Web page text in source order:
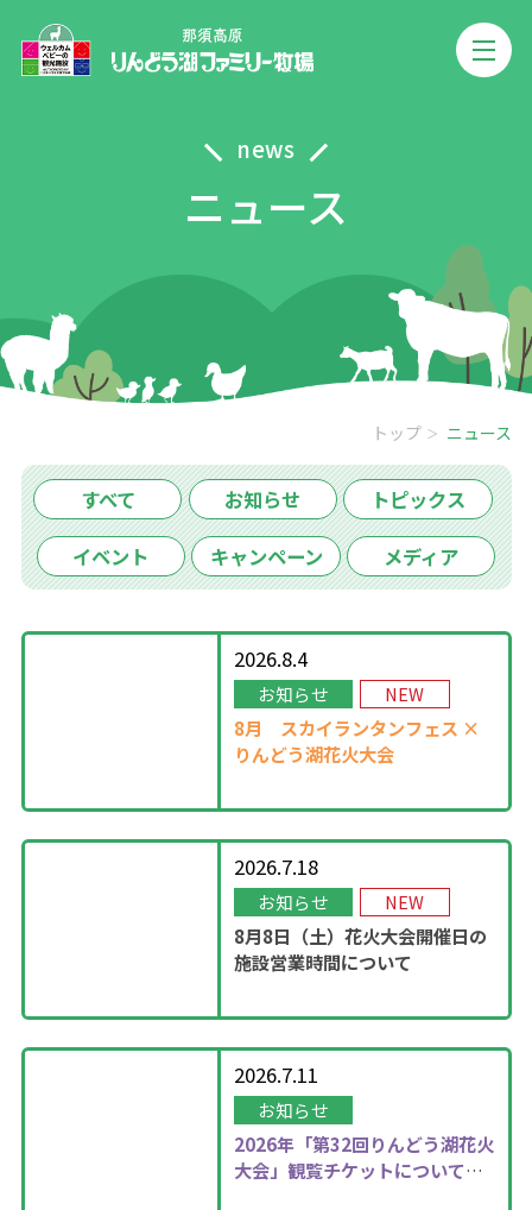
news
ニュース
トップ ニュース
すべて お知らせ トピックス
イベント キャンペーン メディア
2026.8.4
お知らせ NEW
8月 スカイランタンフェス ×
りんどう湖花火大会
2026.7.18
お知らせ NEW
8月8日（土）花火大会開催日の
施設営業時間について
2026.7.11
お知らせ
2026年 「第32回りんどう湖花火
大会」観覧チケットについて更